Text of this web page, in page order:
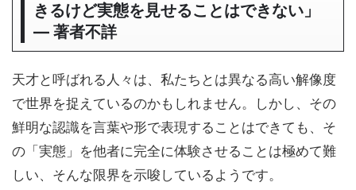
きるけど実態を見せることはできない」
― 著者不詳
天才と呼ばれる人々は、私たちとは異なる高い解像度
で世界を捉えているのかもしれません。しかし、その
鮮明な認識を言葉や形で表現することはできても、そ
の「実態」を他者に完全に体験させることは極めて難
しい、そんな限界を示唆しているようです。